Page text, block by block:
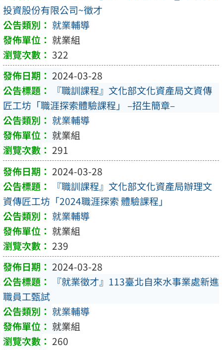
投資股份有限公司~徵才
就業輔導
就業組
322
2024-03-28
『職訓課程』文化部文化資產局文資傳
匠工坊「職涯探索體驗課程」 –招生簡章–
就業輔導
就業組
291
2024-03-28
『職訓課程』文化部文化資產局辦理文
資傳匠工坊「2024職涯探索 體驗課程」
就業輔導
就業組
239
2024-03-28
『就業徵才』113臺北自來水事業處新進
職員工甄試
就業輔導
就業組
260